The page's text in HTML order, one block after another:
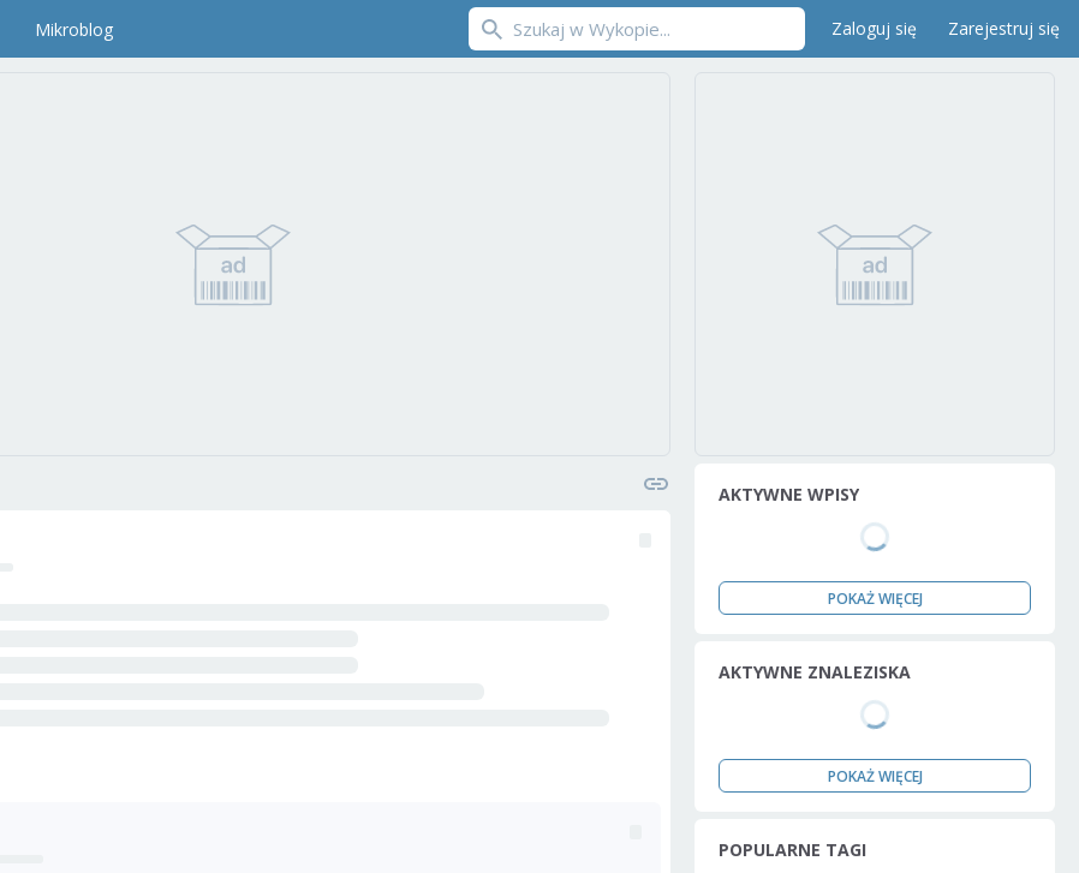
Mikroblog Zaloguj się Zarejestruj się
AKTYWNE WPISY
POKAŻ WIĘCEJ
AKTYWNE ZNALEZISKA
POKAŻ WIĘCEJ
POPULARNE TAGI